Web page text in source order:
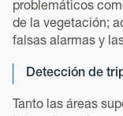
problemáticos
de la vegetación;
falsas alarmas y
Detección de
Tanto las áreas